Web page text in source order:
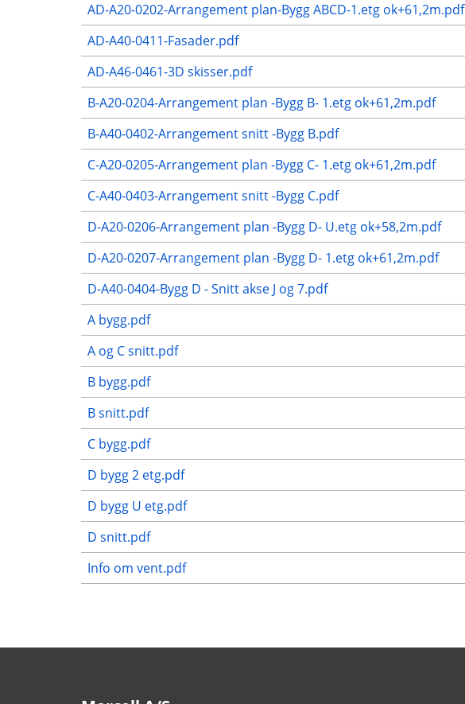
AD-A20-0202-Arrangement plan-Bygg ABCD-1.etg ok+61,2m.pdf
AD-A40-0411-Fasader.pdf
AD-A46-0461-3D skisser.pdf
B-A20-0204-Arrangement plan -Bygg B- 1.etg ok+61,2m.pdf
B-A40-0402-Arrangement snitt -Bygg B.pdf
C-A20-0205-Arrangement plan -Bygg C- 1.etg ok+61,2m.pdf
C-A40-0403-Arrangement snitt -Bygg C.pdf
D-A20-0206-Arrangement plan -Bygg D- U.etg ok+58,2m.pdf
D-A20-0207-Arrangement plan -Bygg D- 1.etg ok+61,2m.pdf
D-A40-0404-Bygg D - Snitt akse J og 7.pdf
A bygg.pdf
A og C snitt.pdf
B bygg.pdf
B snitt.pdf
C bygg.pdf
D bygg 2 etg.pdf
D bygg U etg.pdf
D snitt.pdf
Info om vent.pdf